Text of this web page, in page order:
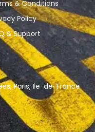
& Conditions
Policy
& Support
Paris, Ile-de-France